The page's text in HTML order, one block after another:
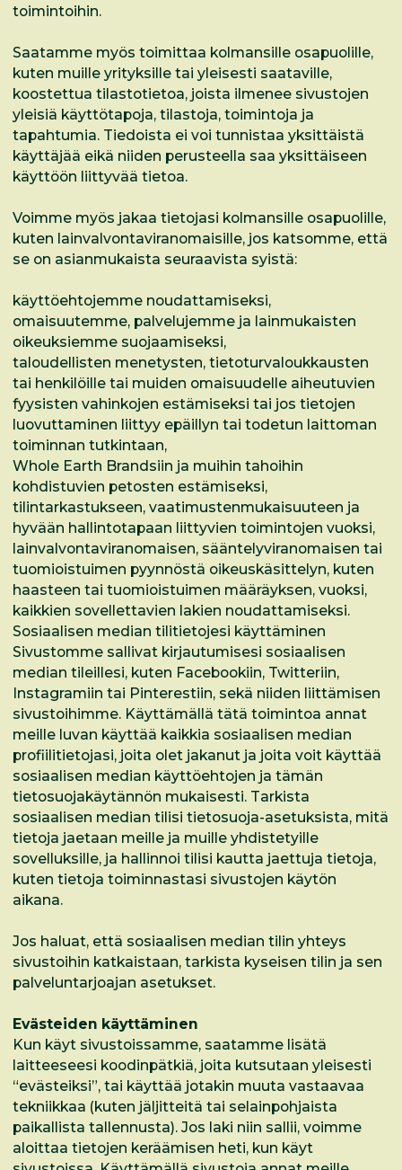
toimintoihin.
Saatamme myös toimittaa kolmansille osapuolille,
kuten muille yrityksille tai yleisesti saataville,
koostettua tilastotietoa, joista ilmenee sivustojen
yleisiä käyttötapoja, tilastoja, toimintoja ja
tapahtumia. Tiedoista ei voi tunnistaa yksittäistä
käyttäjää eikä niiden perusteella saa yksittäiseen
käyttöön liittyvää tietoa.
Voimme myös jakaa tietojasi kolmansille osapuolille,
kuten lainvalvontaviranomaisille, jos katsomme, että
se on asianmukaista seuraavista syistä:
käyttöehtojemme noudattamiseksi,
omaisuutemme, palvelujemme ja lainmukaisten
oikeuksiemme suojaamiseksi,
taloudellisten menetysten, tietoturvaloukkausten
tai henkilöille tai muiden omaisuudelle aiheutuvien
fyysisten vahinkojen estämiseksi tai jos tietojen
luovuttaminen liittyy epäillyn tai todetun laittoman
toiminnan tutkintaan,
Whole Earth Brandsiin ja muihin tahoihin
kohdistuvien petosten estämiseksi,
tilintarkastukseen, vaatimustenmukaisuuteen ja
hyvään hallintotapaan liittyvien toimintojen vuoksi,
lainvalvontaviranomaisen, sääntelyviranomaisen tai
tuomioistuimen pyynnöstä oikeuskäsittelyn, kuten
haasteen tai tuomioistuimen määräyksen, vuoksi,
kaikkien sovellettavien lakien noudattamiseksi.
Sosiaalisen median tilitietojesi käyttäminen
Sivustomme sallivat kirjautumisesi sosiaalisen
median tileillesi, kuten Facebookiin, Twitteriin,
Instagramiin tai Pinterestiin, sekä niiden liittämisen
sivustoihimme. Käyttämällä tätä toimintoa annat
meille luvan käyttää kaikkia sosiaalisen median
profiilitietojasi, joita olet jakanut ja joita voit käyttää
sosiaalisen median käyttöehtojen ja tämän
tietosuojakäytännön mukaisesti. Tarkista
sosiaalisen median tilisi tietosuoja-asetuksista, mitä
tietoja jaetaan meille ja muille yhdistetyille
sovelluksille, ja hallinnoi tilisi kautta jaettuja tietoja,
kuten tietoja toiminnastasi sivustojen käytön
aikana.
Jos haluat, että sosiaalisen median tilin yhteys
sivustoihin katkaistaan, tarkista kyseisen tilin ja sen
palveluntarjoajan asetukset.
Evästeiden käyttäminen
Kun käyt sivustoissamme, saatamme lisätä
laitteeseesi koodinpätkiä, joita kutsutaan yleisesti
“evästeiksi”, tai käyttää jotakin muuta vastaavaa
tekniikkaa (kuten jäljitteitä tai selainpohjaista
paikallista tallennusta). Jos laki niin sallii, voimme
aloittaa tietojen keräämisen heti, kun käyt